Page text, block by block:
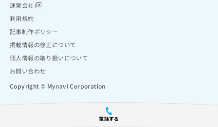
電話する
運営会社
利用規約
記事制作ポリシー
掲載情報の修正について
個人情報の取り扱いについて
お問い合わせ
Copyright © Mynavi Corporation